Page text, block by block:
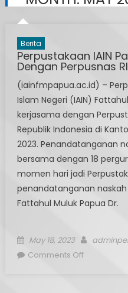
Berita
Perpustakaan IAIN
Dengan Perpusnas RI
(iainfmpapua.ac.id) –
Islam Negeri (IAIN)
kerjasama dengan
Republik Indonesia di
2023. Penandatanganan
bersama dengan 18
momen hari jadi
penandatanganan naskah
Fattahul Muluk Papua Dr.
Posted
on
May 18, 2023 Author
Comments Offon